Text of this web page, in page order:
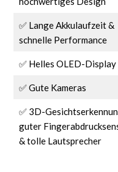
✅ Lange Akkulaufzeit &
schnelle Performance
✅ Helles OLED-Display
✅ Gute Kameras
✅ 3D-
guter
& tolle Lautsprecher